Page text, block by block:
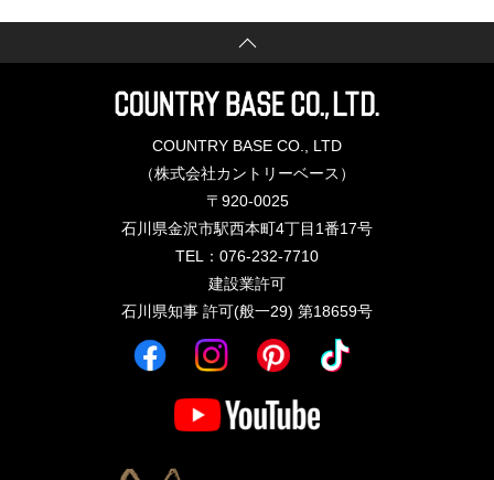
COUNTRY BASE CO., LTD
（株式会社カントリーベース）
〒920-0025
石川県金沢市駅西本町4丁目1番17号
TEL：076-232-7710
建設業許可
石川県知事 許可(般一29) 第18659号